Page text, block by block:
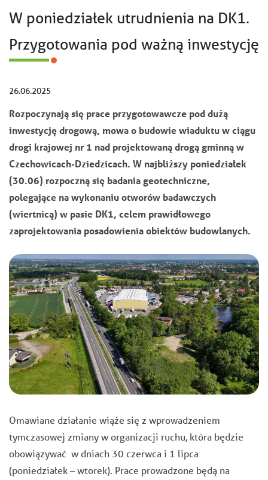
W poniedziałek utrudnienia na DK1.
Przygotowania pod ważną inwestycję
26.06.2025
Rozpoczynają się prace przygotowawcze pod dużą
inwestycję drogową, mowa o budowie wiaduktu w ciągu
drogi krajowej nr 1 nad projektowaną drogą gminną w
Czechowicach-Dziedzicach. W najbliższy poniedziałek
(30.06) rozpoczną się badania geotechniczne,
polegające na wykonaniu otworów badawczych
(wiertnicą) w pasie DK1, celem prawidłowego
zaprojektowania posadowienia obiektów budowlanych.
Omawiane działanie wiąże się z wprowadzeniem
tymczasowej zmiany w organizacji ruchu, która będzie
obowiązywać w dniach 30 czerwca i 1 lipca
(poniedziałek – wtorek). Prace prowadzone będą na